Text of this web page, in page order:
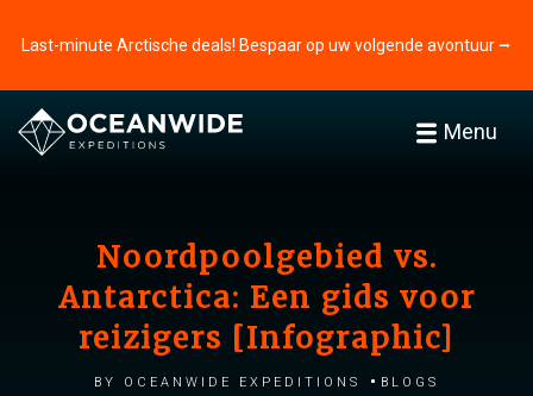
Last-minute Arctische deals! Bespaar op uw volgende avontuur ⭢
Menu
Noordpoolgebied vs.
Antarctica: Een gids voor
reizigers [Infographic]
by Oceanwide Expeditions Blogs